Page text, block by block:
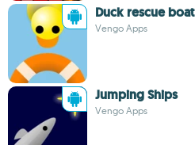
Duck rescue boat
Vengo Apps
Jumping Ships
Vengo Apps